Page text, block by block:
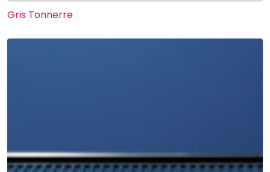
Gris Tonnerre